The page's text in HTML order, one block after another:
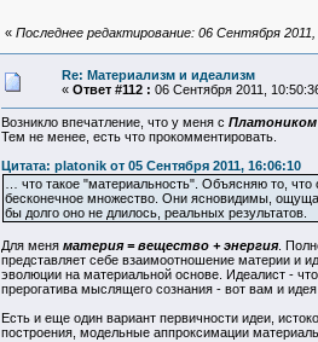
« Последнее редактирование: 06 Сентября
Re: Материализм и идеализм
« Ответ #112 : 06 Сентября 2011,
Возникло впечатление, что у меня с Платоником
Тем не менее, есть что прокомментировать.
Цитата: platonik от 05 Сентября 2011, 16:06:10
… что такое "материальность". Объясняю то,
бесконечное множество. Они ясновидимы,
бы долго оно не длилось, реальных результатов.
Для меня материя = вещество + энергия.
представляет себе взаимоотношение материи и
эволюции на материальной основе. Идеалист -
прерогатива мыслящего сознания - вот вам и идея
Есть и еще один вариант первичности идеи,
построения, модельные аппроксимации